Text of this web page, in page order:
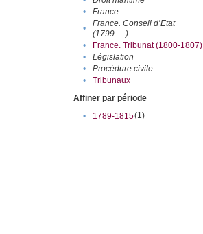
•
France
•
France. Conseil d’Etat
(1799-....)
• France. Tribunat (1800-1807)
•
Législation
•
Procédure civile
•
Tribunaux
Affiner par période
•
1789-1815(1)